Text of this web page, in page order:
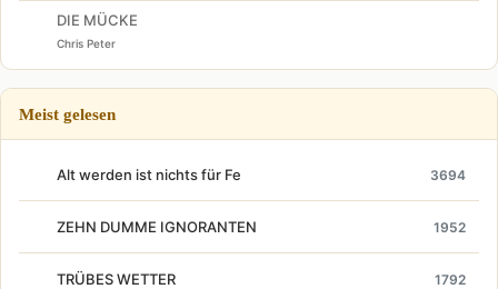
DIE MÜCKE
Chris Peter
Meist gelesen
Alt werden ist nichts für Fe 3694
ZEHN DUMME IGNORANTEN 1952
TRÜBES WETTER 1792